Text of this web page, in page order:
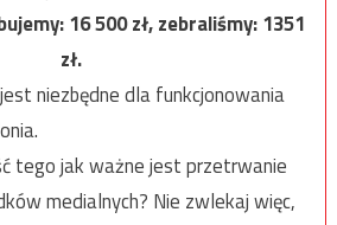
16 500zł, zebraliśmy:1351
zł.
niezbędne dla funkcjonowania
tego jak ważne jest przetrwanie
medialnych? Nie zwlekaj więc,